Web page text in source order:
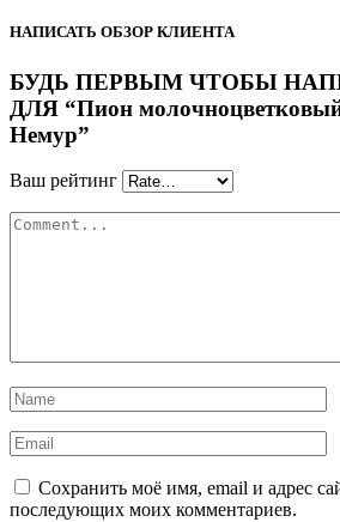
НАПИСАТЬ ОБЗОР КЛИЕНТА
БУДЬ ПЕРВЫМ ЧТОБЫ
ДЛЯ “Пион
Немур”
Ваш рейтинг
Сохранить моё имя, email и адрес
последующих моих комментариев.